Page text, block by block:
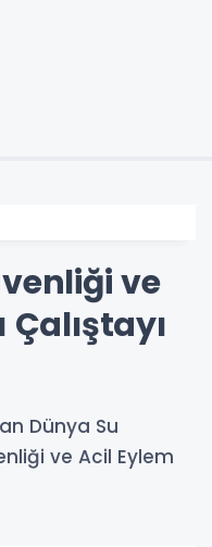
ve
Dünya Su
ve Acil Eylem